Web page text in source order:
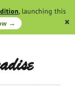
, launching this
→